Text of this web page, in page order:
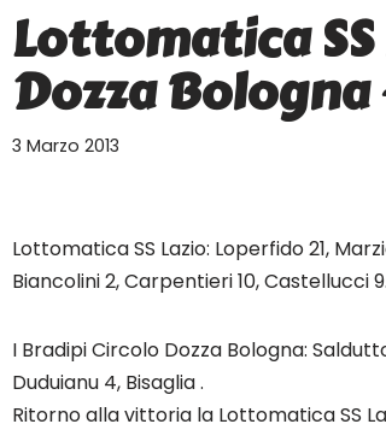
Lottomatica
Dozza Bologna
3 Marzo 2013
Lottomatica SS Lazio: Loperfido 21,
Biancolini 2, Carpentieri 10, Castellucci 9.
I Bradipi Circolo Dozza Bologna:
Duduianu 4, Bisaglia .
Ritorno alla vittoria la Lottomatica SS